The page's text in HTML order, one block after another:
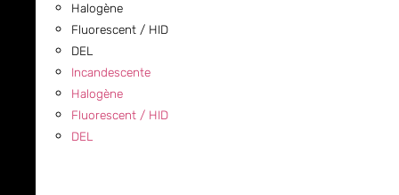
Halogène
Fluorescent / HID
DEL
Incandescente
Halogène
Fluorescent / HID
DEL